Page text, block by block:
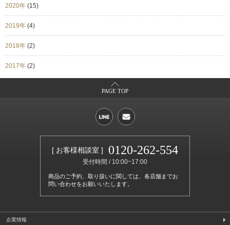
2020年 (15)
2019年 (4)
2018年 (2)
2017年 (2)
PAGE TOP
[ お客様相談室 ] 0120-262-554
受付時間 / 10:00~17:00
商品のご予約、取り扱いに関しては、各店舗までお
問い合わせをお願いいたします。
企業情報